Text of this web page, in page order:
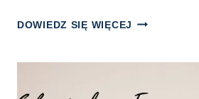
DOWIEDZ SIĘ WIĘCEJ CYBER